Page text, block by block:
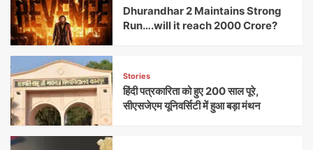
Dhurandhar 2 Maintains Strong
Run….will it reach 2000 Crore?
Stories
हिंदी पत्रकारिता को हुए 200 साल पूरे,
सीएसजेएम यूनिवर्सिटी में हुआ बड़ा मंथन